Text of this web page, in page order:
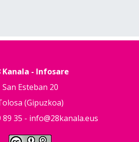
Kanala - Infosare
San Esteban 20
(Gipuzkoa)
89 35 - info@28kanala.eus